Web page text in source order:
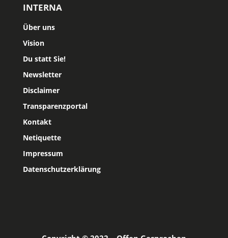
INTERNA
Über uns
Vision
Du statt Sie!
Newsletter
Disclaimer
Transparenzportal
Kontakt
Netiquette
Impressum
Datenschutzerklärung